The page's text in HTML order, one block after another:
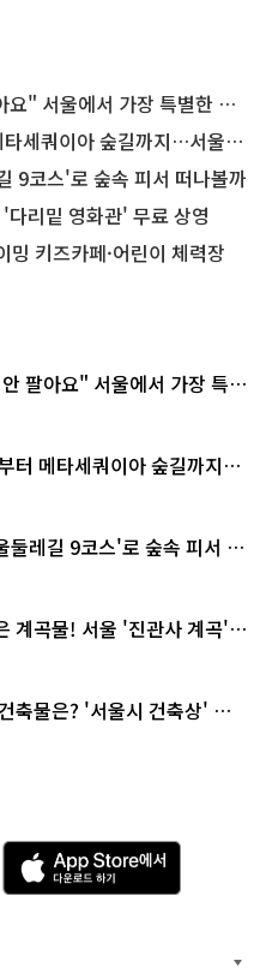
에서 가장 특별한 편의점의 정체
아 숲길까지…서울둘레길 15코스
9코스'로 숲속 피서 떠나볼까
리밑 영화관' 무료 상영
키즈카페·어린이 체력장
팔아요" 서울에서 가장 특별
터 메타세쿼이아 숲길까지…
둘레길 9코스'로 숲속 피서 떠
계곡물! 서울 '진관사 계곡'이
축물은? '서울시 건축상' 수
A
p
p